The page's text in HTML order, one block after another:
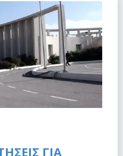
ΓΙΑ